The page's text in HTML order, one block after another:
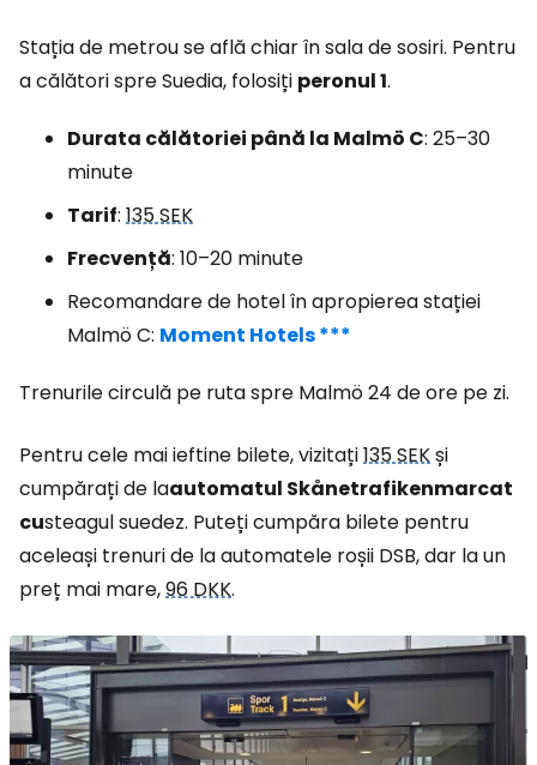
Stația de metrou se află chiar în sala de sosiri. Pentru
a călători spre Suedia, folosiți peronul 1.
Durata călătoriei până la Malmö C: 25–30
minute
Tarif: 135 SEK
Frecvență: 10–20 minute
Recomandare de hotel în apropierea stației
Malmö C: Moment Hotels ***
Trenurile circulă pe ruta spre Malmö 24 de ore pe zi.
Pentru cele mai ieftine bilete, vizitați135 SEKși
cumpărați de laautomatul Skånetrafikenmarcat
custeagul suedez. Puteți cumpăra bilete pentru
aceleași trenuri de la automatele roșii DSB, dar la un
preț mai mare,96 DKK.